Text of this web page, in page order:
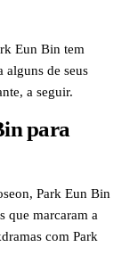
Eun Bin tem
alguns de seus
a seguir.
para
Park Eun Bin
que marcaram a
com Park